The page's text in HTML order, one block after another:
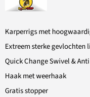
Karperrigs met
Extreem sterke
Quick Change Swivel &
Haak met weerhaak
Gratis stopper